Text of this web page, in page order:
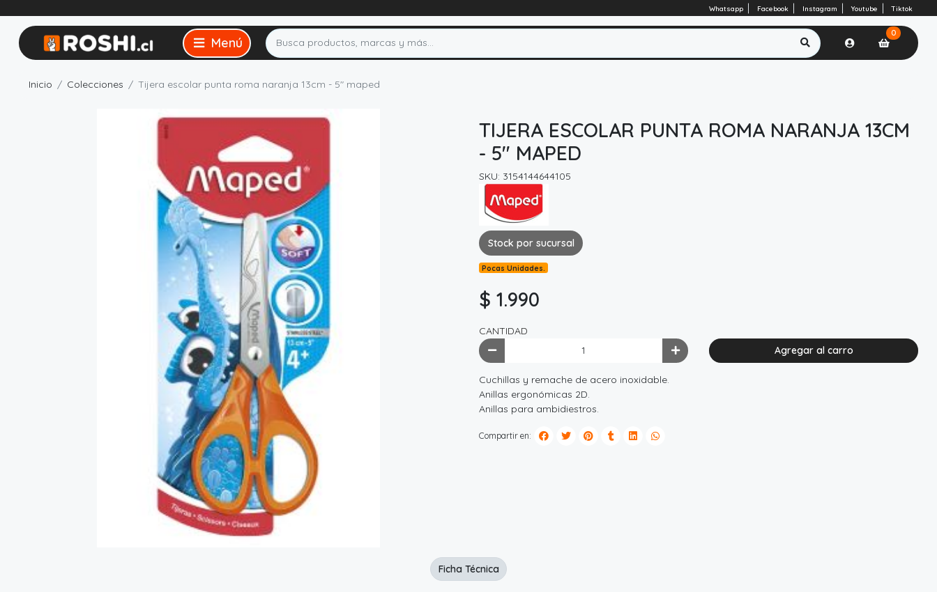
Whatsapp Facebook Instagram Youtube Tiktok
0
Inicio Colecciones Tijera escolar punta roma naranja 13cm - 5" maped
TIJERA ESCOLAR PUNTA ROMA NARANJA 13CM
- 5" MAPED
SKU: 3154144644105
Stock por sucursal
Pocas Unidades.
$ 1.990
CANTIDAD
Agregar al carro
Cuchillas y remache de acero inoxidable.
Anillas ergonómicas 2D.
Anillas para ambidiestros.
Compartir en:
Ficha Técnica